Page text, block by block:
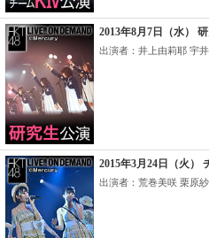
2013年8月7日（水）
出演者：井上由莉耶 宇井
2015年3月24日（火）
出演者：荒巻美咲 栗原紗